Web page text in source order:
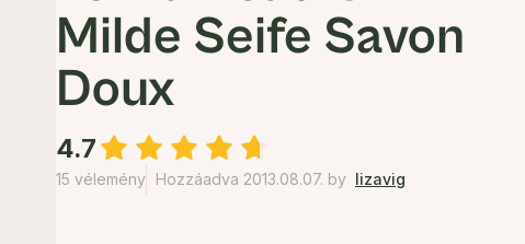
Milde Seife Savon
Doux
4.7
15 vélemény Hozzáadva 2013.08.07. by lizavig